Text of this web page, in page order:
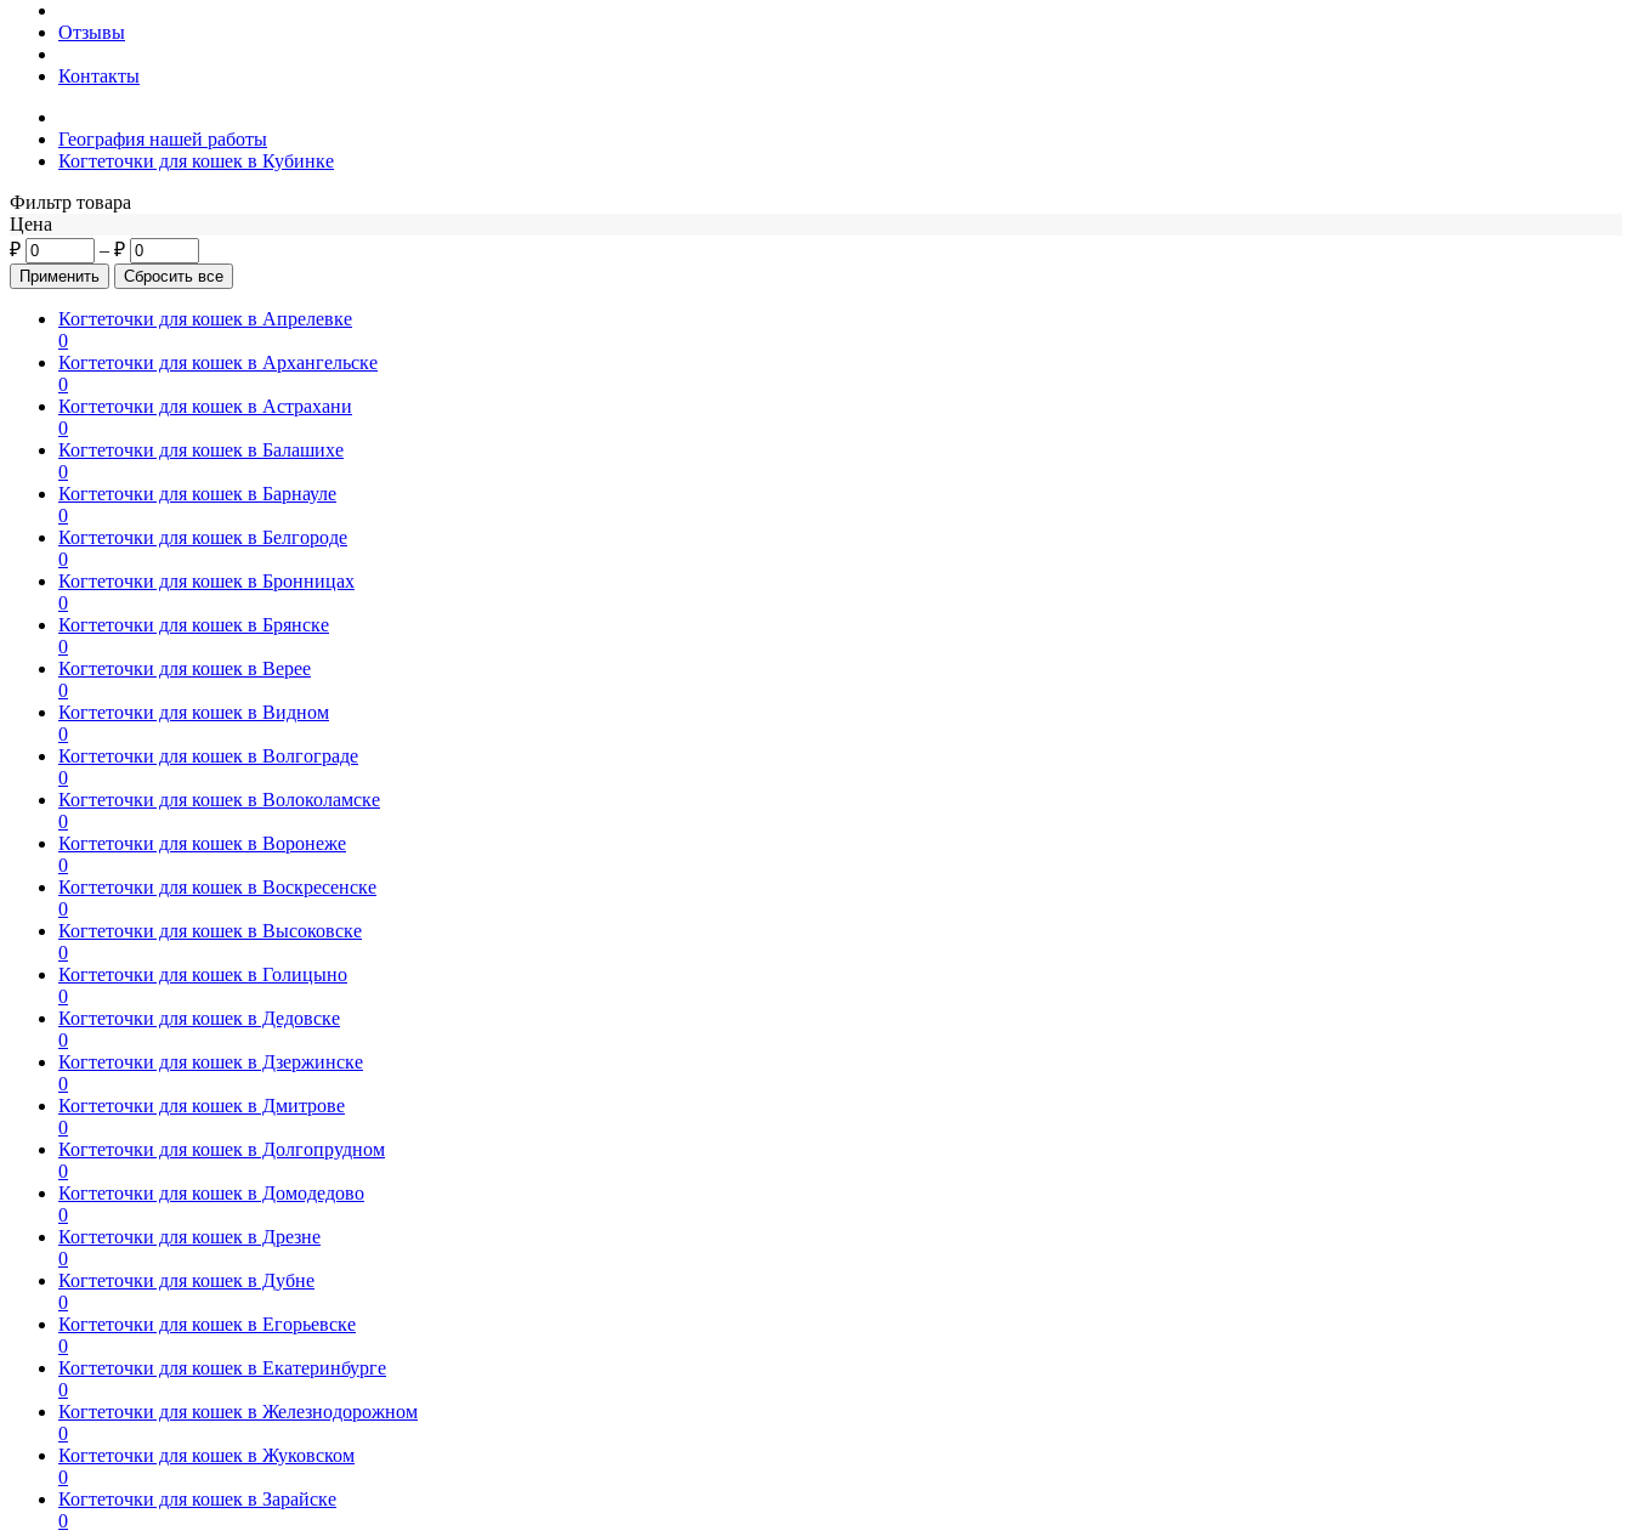
Отзывы
Контакты
География нашей работы
Когтеточки для кошек в Кубинке
Фильтр товара
Цена
₽
– ₽
Когтеточки для кошек в Апрелевке
0
Когтеточки для кошек в Архангельске
0
Когтеточки для кошек в Астрахани
0
Когтеточки для кошек в Балашихе
0
Когтеточки для кошек в Барнауле
0
Когтеточки для кошек в Белгороде
0
Когтеточки для кошек в Бронницах
0
Когтеточки для кошек в Брянске
0
Когтеточки для кошек в Верее
0
Когтеточки для кошек в Видном
0
Когтеточки для кошек в Волгограде
0
Когтеточки для кошек в Волоколамске
0
Когтеточки для кошек в Воронеже
0
Когтеточки для кошек в Воскресенске
0
Когтеточки для кошек в Высоковске
0
Когтеточки для кошек в Голицыно
0
Когтеточки для кошек в Дедовске
0
Когтеточки для кошек в Дзержинске
0
Когтеточки для кошек в Дмитрове
0
Когтеточки для кошек в Долгопрудном
0
Когтеточки для кошек в Домодедово
0
Когтеточки для кошек в Дрезне
0
Когтеточки для кошек в Дубне
0
Когтеточки для кошек в Егорьевске
0
Когтеточки для кошек в Екатеринбурге
0
Когтеточки для кошек в Железнодорожном
0
Когтеточки для кошек в Жуковском
0
Когтеточки для кошек в Зарайске
0